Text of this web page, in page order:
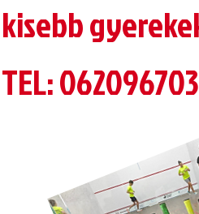
kisebb
TEL: